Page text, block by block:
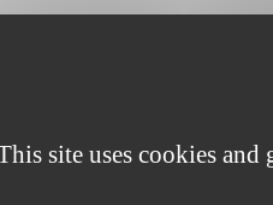
du Plan National de Formation pour la
du référentiel du BTS Bâtiment
site uses cookies